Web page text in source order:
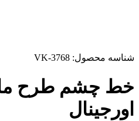
شناسه محصول: VK-3768
خط چشم طرح
اورجینال